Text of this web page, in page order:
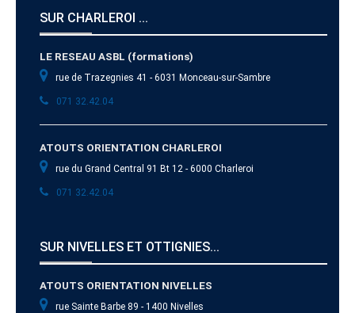
SUR CHARLEROI ...
LE RESEAU ASBL (formations)
rue de Trazegnies 41 - 6031 Monceau-sur-Sambre
071 32.42.04
ATOUTS ORIENTATION CHARLEROI
rue du Grand Central 91 Bt 12 - 6000 Charleroi
071 32.42.04
SUR NIVELLES ET OTTIGNIES...
ATOUTS ORIENTATION NIVELLES
rue Sainte Barbe 89 - 1400 Nivelles